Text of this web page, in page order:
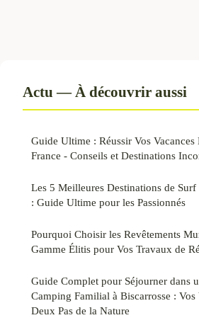
Actu — À découvrir aussi
Guide Ultime : Réussir Vos Vacances
France - Conseils et Destinations
Les 5 Meilleures Destinations de
: Guide Ultime pour les Passionnés
Pourquoi Choisir les Revêtements
Gamme Élitis pour Vos Travaux de
Guide Complet pour Séjourner dans
Camping Familial à Biscarrosse : Vos
Deux Pas de la Nature